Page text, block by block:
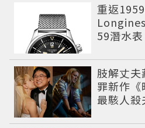
重返
59潛水
肢解丈
罪新作
最駭人殺